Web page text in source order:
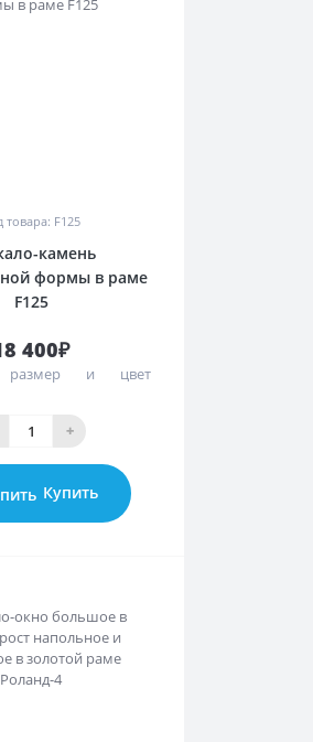
товара: F125
камень
формы в раме
F125
400₽
размер и цвет
+
Купить